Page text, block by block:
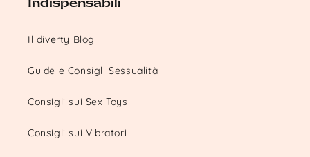
Indispensabili
Il diverty Blog
Guide e Consigli Sessualità
Consigli sui Sex Toys
Consigli sui Vibratori